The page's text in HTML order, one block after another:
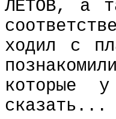
ЛЕТОВ, а
ходил с
которые